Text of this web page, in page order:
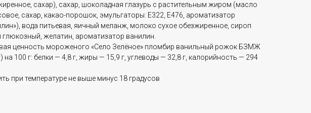
сахар), сахар, шоколадная глазурь с растительным жиром (масло
сахар, какао-порошок, эмульгаторы: Е322, Е476, ароматизатор
вода питьевая, яичный меланж, молоко сухое обезжиренное, сироп
глюкозный, желатин, ароматизатор ванилин.
ценность мороженого «Село Зелёное» пломбир ванильный рожок БЗМЖ
на 100 г: белки — 4,8 г, жиры — 15,9 г, углеводы — 32,8 г, калорийность — 294
при температуре не выше минус 18 градусов